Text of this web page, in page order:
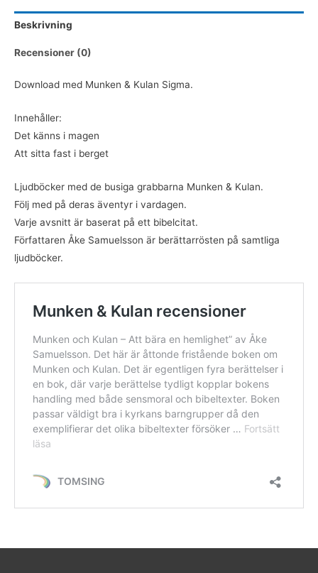
+
Att
i
(DOWNLOAD)
mängd
Beskrivning
Recensioner (0)
Download med Munken & Kulan Sigma.
Innehåller:
Det känns i magen
Att sitta fast i berget
Ljudböcker med de busiga grabbarna Munken & Kulan.
Följ med på deras äventyr i vardagen.
Varje avsnitt är baserat på ett bibelcitat.
Författaren Åke Samuelsson är berättarrösten på samtliga
ljudböcker.